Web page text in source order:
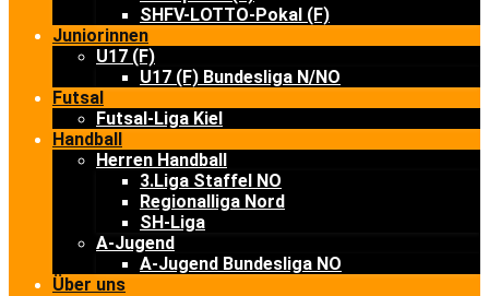
SHFV-LOTTO-Pokal (F)
Juniorinnen
U17 (F)
U17 (F) Bundesliga N/NO
Futsal
Futsal-Liga Kiel
Handball
Herren Handball
3.Liga Staffel NO
Regionalliga Nord
SH-Liga
A-Jugend
A-Jugend Bundesliga NO
Über uns